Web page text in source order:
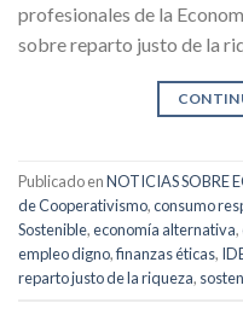
profesionales de la
sobre reparto justo de la
Publicado enNOTICIAS SOBRE
de Cooperativismo,consumo
Sostenible,economía alternativa,
empleo digno,finanzas éticas,
reparto justo de la riqueza,